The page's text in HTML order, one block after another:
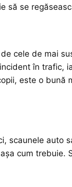
să se
cele de mai
în trafic,
este o bună
scaunele auto
cum trebuie.